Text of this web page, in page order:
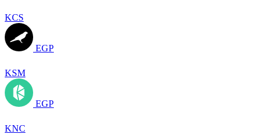
KCS
EGP
KSM
EGP
KNC